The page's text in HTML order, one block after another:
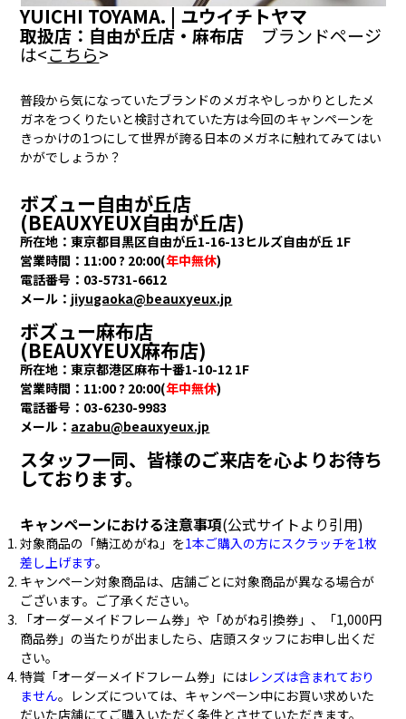
YUICHI TOYAMA. | ユウイチトヤマ
取扱店：自由が丘店・麻布店 ブランドページ
は<こちら>
普段から気になっていたブランドのメガネやしっかりとしたメ
ガネをつくりたいと検討されていた方は今回のキャンペーンを
きっかけの1つにして世界が誇る日本のメガネに触れてみてはい
かがでしょうか？
ボズュー自由が丘店
(BEAUXYEUX自由が丘店)
所在地：東京都目黒区自由が丘1-16-13ヒルズ自由が丘 1F
営業時間：11:00 ? 20:00(年中無休)
電話番号：03-5731-6612
メール： jiyugaoka@beauxyeux.jp
ボズュー麻布店
(BEAUXYEUX麻布店)
所在地：東京都港区麻布十番1-10-12 1F
営業時間：11:00 ? 20:00(年中無休)
電話番号：03-6230-9983
メール： azabu@beauxyeux.jp
スタッフ一同、皆様のご来店を心よりお待ち
しております。
キャンペーンにおける注意事項(公式サイトより引用)
対象商品の「鯖江めがね」を1本ご購入の方にスクラッチを1枚
差し上げます。
キャンペーン対象商品は、店舗ごとに対象商品が異なる場合が
ございます。ご了承ください。
「オーダーメイドフレーム券」や「めがね引換券」、「1,000円
商品券」の当たりが出ましたら、店頭スタッフにお申し出くだ
さい。
特賞「オーダーメイドフレーム券」にはレンズは含まれており
ません。レンズについては、キャンペーン中にお買い求めいた
だいた店舗にてご購入いただく条件とさせていただきます。